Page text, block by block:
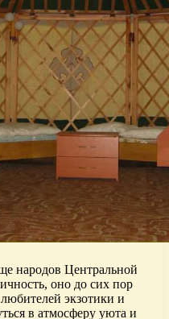
народов Центральной
оно до сих пор
экзотики и
в атмосферу уюта и